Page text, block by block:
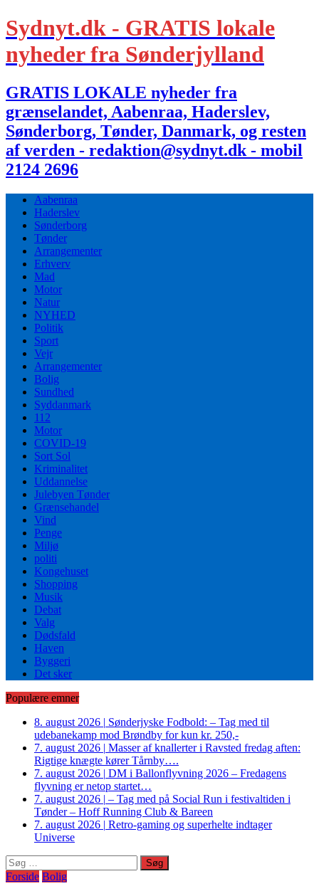
Sydnyt.dk - GRATIS lokale
nyheder fra Sønderjylland
GRATIS LOKALE nyheder fra
grænselandet, Aabenraa, Haderslev,
Sønderborg, Tønder, Danmark, og resten
af verden - redaktion@sydnyt.dk - mobil
2124 2696
Aabenraa
Haderslev
Sønderborg
Tønder
Arrangementer
Erhverv
Mad
Motor
Natur
NYHED
Politik
Sport
Vejr
Arrangementer
Bolig
Sundhed
Syddanmark
112
Motor
COVID-19
Sort Sol
Kriminalitet
Uddannelse
Julebyen Tønder
Grænsehandel
Vind
Penge
Miljø
politi
Kongehuset
Shopping
Musik
Debat
Valg
Dødsfald
Haven
Byggeri
Det sker
Populære emner
8. august 2026 | Sønderjyske Fodbold: – Tag med til
udebanekamp mod Brøndby for kun kr. 250,-
7. august 2026 | Masser af knallerter i Ravsted fredag aften:
Rigtige knægte kører Tårnby….
7. august 2026 | DM i Ballonflyvning 2026 – Fredagens
flyvning er netop startet…
7. august 2026 | – Tag med på Social Run i festivaltiden i
Tønder – Hoff Running Club & Bareen
7. august 2026 | Retro-gaming og superhelte indtager
Universe
Søg
efter:
Forside Bolig